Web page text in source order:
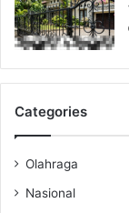
Categories
Olahraga
Nasional